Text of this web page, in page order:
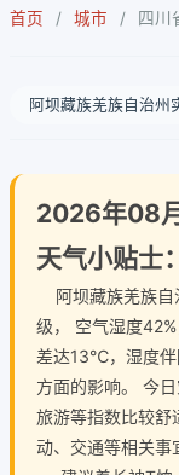
首页 / 城市 / 四川
阿坝藏族羌族自治州
2026年08
天气小贴士：
阿坝藏族羌族自
级， 空气湿度
差达13℃，湿度伴
方面的影响。 今
旅游等指数比较舒
动、交通等相关事